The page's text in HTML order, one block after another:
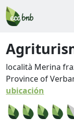
località Merina
Province of
ubicación